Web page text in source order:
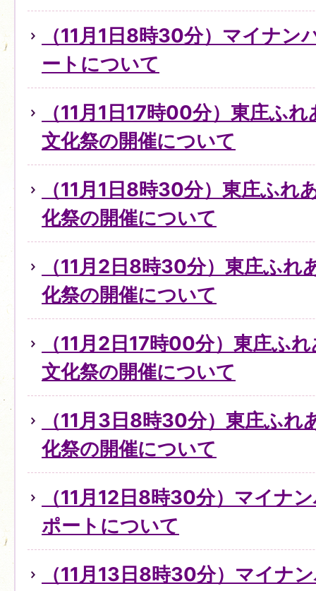
（11月1日8時30分）マイナン
ートについて
（11月1日17時00分）東庄ふ
文化祭の開催について
（11月1日8時30分）東庄ふれ
化祭の開催について
（11月2日8時30分）東庄ふれ
化祭の開催について
（11月2日17時00分）東庄ふ
文化祭の開催について
（11月3日8時30分）東庄ふれ
化祭の開催について
（11月12日8時30分）マイナ
ポートについて
（11月13日8時30分）マイナ